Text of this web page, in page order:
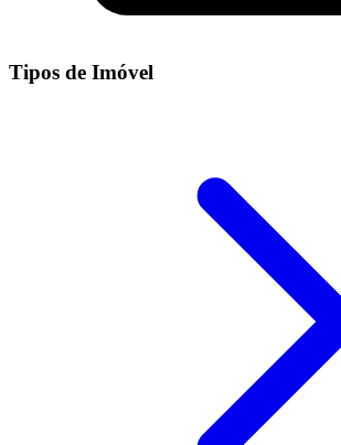
Tipos de Imóvel